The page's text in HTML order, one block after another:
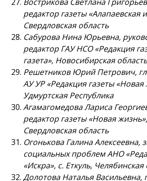
редактор газеты «Алапаевская
Свердловская область
Сабурова Нина Юрьевна,
редактор ГАУ НСО «Редакция
газета», Новосибирская область
Решетников Юрий Петрович,
АУ УР «Редакция газеты «Новая
Удмуртская Республика
Агамагомедова Лариса
редактор газеты «Новая
Свердловская область
Огонькова Галина Алексеевна,
социальных проблем АНО
«Искра», с. Еткуль, Челябинская
Долотова Наталья Васильевна,